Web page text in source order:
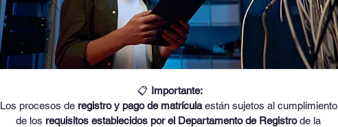
📋 Importante:
Los procesos de registro y pago de matrícula están sujetos al cumplimiento
de los requisitos establecidos por el Departamento de Registro de la